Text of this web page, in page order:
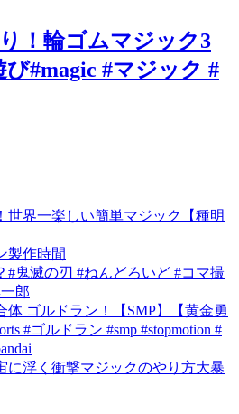
！輪ゴムマジック3
#magic #マジック #
世界一楽しい簡単マジック【種明
製作時間
#鬼滅の刃 #ねんどろいど #コマ撮
郎
体 ゴルドラン！【SMP】【黄金勇
#ゴルドラン #smp #stopmotion #
に浮く衝撃マジックのやり方大暴